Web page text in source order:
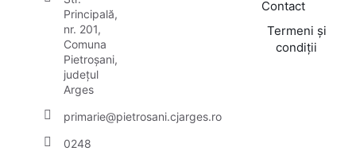
Principală,
nr. 201,
Comuna
Pietroșani,
județul
Arges
primarie@pietrosani.cjarges.ro
0248
Contact
Termeni și
condiții